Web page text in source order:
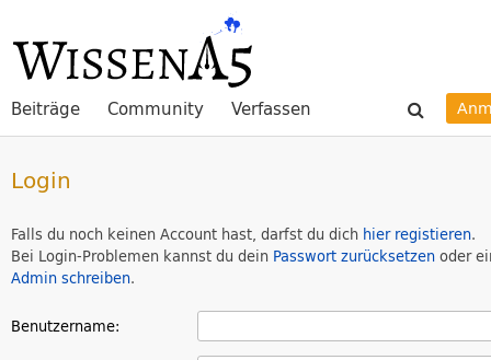
Beiträge Community Verfassen
Login
Falls du noch keinen Account hast, darfst du dich hier registieren.
Bei Login-Problemen kannst du dein Passwort zurücksetzen oder
Admin schreiben.
Benutzername: